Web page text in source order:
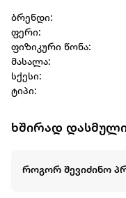
ბრენდი:
ფერი:
ფიზიკური წონა:
მასალა:
სქესი:
ტიპი:
ხშირად დასმული
როგორ შევიძინო